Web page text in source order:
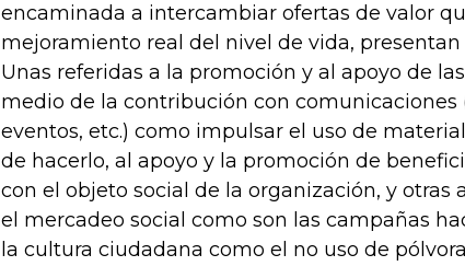
encaminada a intercambiar ofertas de valor
mejoramiento real del nivel de vida, presentan
Unas referidas a la promoción y al apoyo de
medio de la contribución con comunicaciones
eventos, etc.) como impulsar el uso de
de hacerlo, al apoyo y la promoción de
con el objeto social de la organización, y otras
el mercadeo social como son las campañas
la cultura ciudadana como el no uso de